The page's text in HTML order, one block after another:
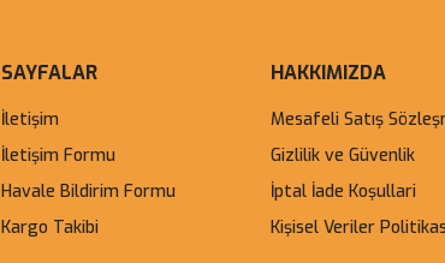
SAYFALAR
İletişim
İletişim Formu
Havale Bildirim Formu
Kargo Takibi
HAKKIMIZDA
Mesafeli Satış
Gizlilik ve Güvenlik
İptal İade Koşullari
Kişisel Veriler